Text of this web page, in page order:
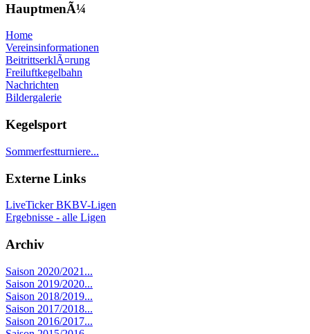
HauptmenÃ¼
Home
Vereinsinformationen
BeitrittserklÃ¤rung
Freiluftkegelbahn
Nachrichten
Bildergalerie
Kegelsport
Sommerfestturniere...
Externe Links
LiveTicker BKBV-Ligen
Ergebnisse - alle Ligen
Archiv
Saison 2020/2021...
Saison 2019/2020...
Saison 2018/2019...
Saison 2017/2018...
Saison 2016/2017...